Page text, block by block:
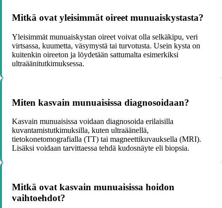
Mitkä ovat yleisimmät oireet munuaiskystasta?
Yleisimmät munuaiskystan oireet voivat olla selkäkipu, veri
virtsassa, kuumetta, väsymystä tai turvotusta. Usein kysta on
kuitenkin oireeton ja löydetään sattumalta esimerkiksi
ultraäänitutkimuksessa.
Miten kasvain munuaisissa diagnosoidaan?
Kasvain munuaisissa voidaan diagnosoida erilaisilla
kuvantamistutkimuksilla, kuten ultraäänellä,
tietokonetomografialla (TT) tai magneettikuvauksella (MRI).
Lisäksi voidaan tarvittaessa tehdä kudosnäyte eli biopsia.
Mitkä ovat kasvain munuaisissa hoidon
vaihtoehdot?